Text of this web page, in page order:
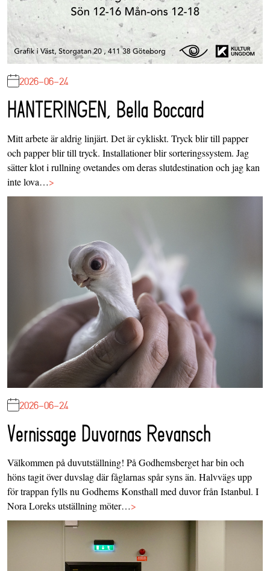
2026-06-24
HANTERINGEN, Bella Boccard
Mitt arbete är aldrig linjärt. Det är cykliskt. Tryck blir till papper
och papper blir till tryck. Installationer blir sorteringssystem. Jag
sätter klot i rullning ovetandes om deras slutdestination och jag kan
inte lova…>
2026-06-24
Vernissage Duvornas Revansch
Välkommen på duvutställning! På Godhemsberget har bin och
höns tagit över duvslag där fåglarnas spår syns än. Halvvägs upp
för trappan fylls nu Godhems Konsthall med duvor från Istanbul. I
Nora Loreks utställning möter…>